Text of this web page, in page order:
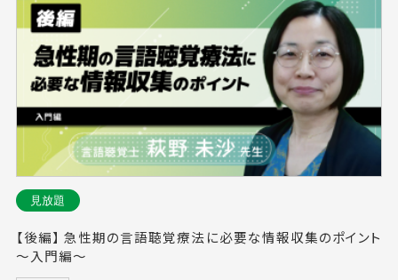
見放題
【後編】 急性期の言語聴覚療法に必要な情報収集のポイント
～入門編～